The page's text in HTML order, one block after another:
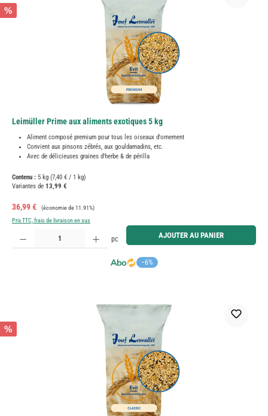
%
Leimüller Prime aux aliments exotiques 5 kg
Aliment composé premium pour tous les oiseaux d'ornement
Convient aux pinsons zébrés, aux gouldamadins, etc.
Avec de délicieuses graines d'herbe & de périlla
Contenu : 5 kg (7,40 € / 1 kg)
Variantes de 13,99 €
Prix de vente :
36,99 € Prix régulier :
(économie de 11.91%)
Prix TTC, frais de livraison en sus
−6%
Quantité de produit : Entrez la quantité souhaitée ou utilisez les boutons pour augmenter ou
pc AJOUTER AU PANIER
%